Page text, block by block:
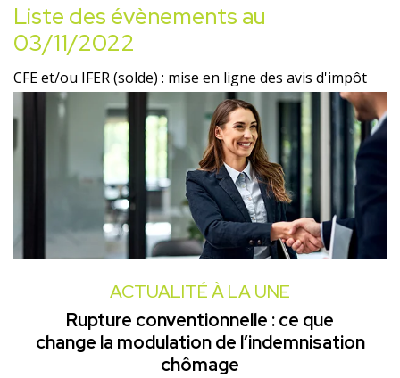
Liste des évènements au
03/11/2022
CFE et/ou IFER (solde) : mise en ligne des avis d'impôt
ACTUALITÉ À LA UNE
Rupture conventionnelle : ce que
change la modulation de l’indemnisation
chômage